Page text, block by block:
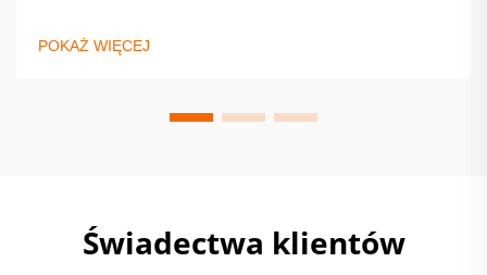
Idealne dla szkół, siłowni i biur. Dowiedz się więcej już
POKAŻ WIĘCEJ
Świadectwa klientów